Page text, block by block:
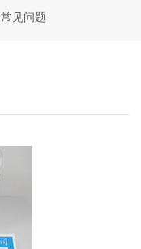
常见问题